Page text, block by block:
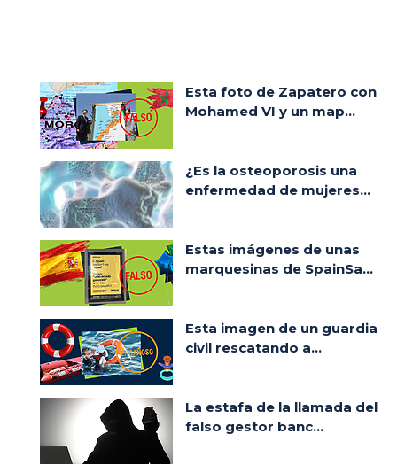
Esta foto de Zapatero con
Mohamed VI y un map...
¿Es la osteoporosis una
enfermedad de mujeres...
Estas imágenes de unas
marquesinas de SpainSa...
Esta imagen de un guardia
civil rescatando a...
La estafa de la llamada del
falso gestor banc...